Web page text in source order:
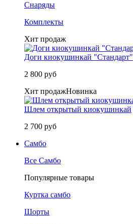
Снаряды
Комплекты
Хит продаж
Доги киокушинкай "Стандарт"
2 800 руб
Хит продажНовинка
Шлем открытый киокушинкай
2 700 руб
Самбо
Все Самбо
Популярные товары
Куртка самбо
Шорты